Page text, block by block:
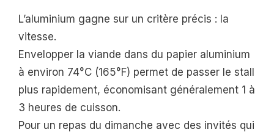
L’aluminium gagne sur un critère précis : la
vitesse.
Envelopper la viande dans du papier aluminium
à environ 74°C (165°F) permet de passer le stall
plus rapidement, économisant généralement 1 à
3 heures de cuisson.
Pour un repas du dimanche avec des invités qui